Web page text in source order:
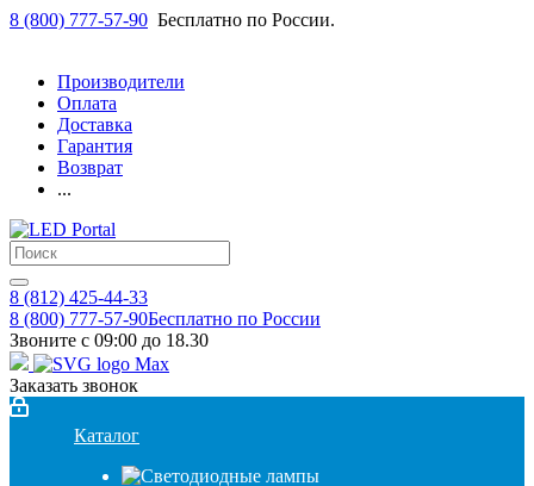
8 (800) 777-57-90 Бесплатно по России.
Производители
Оплата
Доставка
Гарантия
Возврат
...
8 (812) 425-44-33
8 (800) 777-57-90Бесплатно по России
Звоните с 09:00 до 18.30
Заказать звонок
Каталог